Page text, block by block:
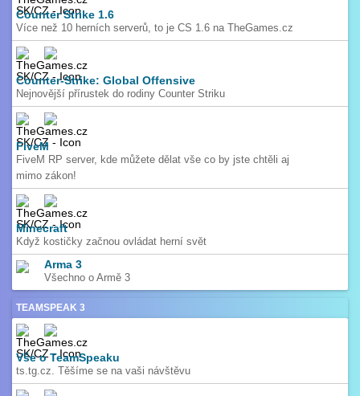
Counter Strike 1.6
Více než 10 herních serverů, to je CS 1.6 na TheGames.cz
Counter-Strike: Global Offensive
Nejnovější přírustek do rodiny Counter Striku
FiveM
FiveM RP server, kde můžete dělat vše co by jste chtěli aj
mimo zákon!
Minecraft
Když kostičky začnou ovládat herní svět
Arma 3
Všechno o Armě 3
TEAMSPEAK 3
Vše o TeamSpeaku
ts.tg.cz. Těšíme se na vaši návštěvu